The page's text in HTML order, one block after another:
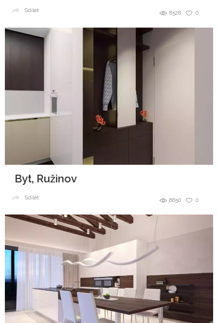
0
8528
Sdílet
Byt, Ružinov
0
8650
Sdílet